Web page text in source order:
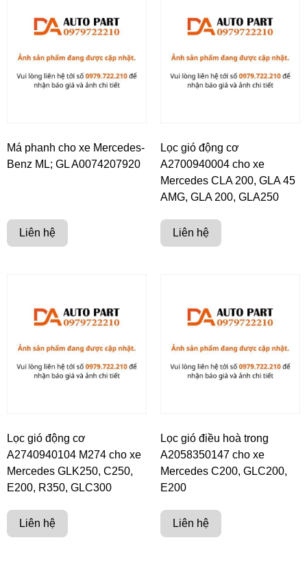
Má phanh cho xe Mercedes-
Benz ML; GL A0074207920
Liên hệ
Lọc gió động cơ
A2700940004 cho xe
Mercedes CLA 200, GLA 45
AMG, GLA 200, GLA250
Liên hệ
Lọc gió động cơ
A2740940104 M274 cho xe
Mercedes GLK250, C250,
E200, R350, GLC300
Liên hệ
Lọc gió điều hoà trong
A2058350147 cho xe
Mercedes C200, GLC200,
E200
Liên hệ